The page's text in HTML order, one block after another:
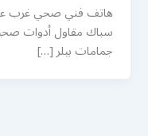
هاتف فني صحي غرب
سباك مقاول أدوات
جمامات بيلر […]